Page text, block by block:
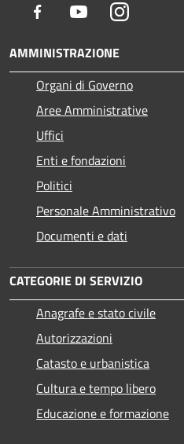
Facebook YoutubeInstagram
AMMINISTRAZIONE
Organi di Governo
Aree Amministrative
Uffici
Enti e fondazioni
Politici
Personale Amministrativo
Documenti e dati
CATEGORIE DI SERVIZIO
Anagrafe e stato civile
Autorizzazioni
Catasto e urbanistica
Cultura e tempo libero
Educazione e formazione